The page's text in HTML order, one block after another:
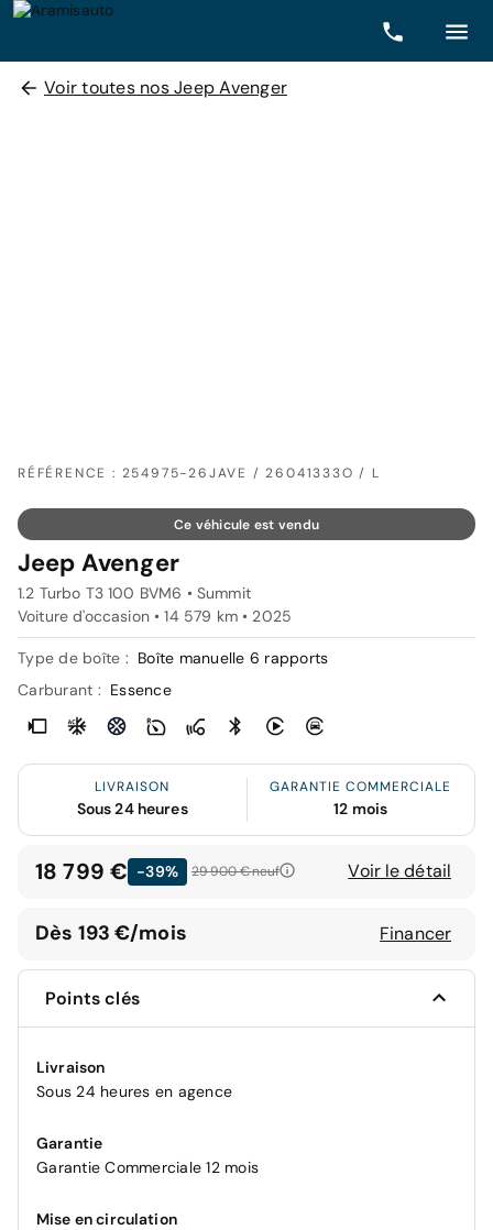
Voir toutes nos Jeep Avenger
RÉFÉRENCE : 254975-26JAVE / 26041333O / L
Ce véhicule est vendu
Jeep Avenger
1.2 Turbo T3 100 BVM6 • Summit
Voiture d'occasion • 14 579 km • 2025
Type de boîte : Boîte manuelle 6 rapports
Carburant : Essence
LIVRAISON
Sous 24 heures
GARANTIE COMMERCIALE
12 mois
18 799 € -39% 29 900 €neuf Voir le détail
Dès 193 €/mois Financer
Points clés
Livraison
Sous 24 heures en agence
Garantie
Garantie Commerciale 12 mois
Mise en circulation